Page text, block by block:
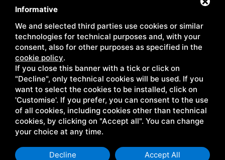
Informative
We and selected third parties use cookies or similar
technologies for technical purposes and, with your
consent, also for other purposes as specified in the
cookie policy.
If you close this banner with a tick or click on
"Decline", only technical cookies will be used. If you
want to select the cookies to be installed, click on
'Customise'. If you prefer, you can consent to the use
of all cookies, including cookies other than technical
cookies, by clicking on "Accept all". You can change
your choice at any time.
Decline Accept All
Copyright © Wellness Center Casanova s.r.l. | S.S. 146
Località Casanova 6/c | 53027 San Quirico D'Orcia (Siena) |